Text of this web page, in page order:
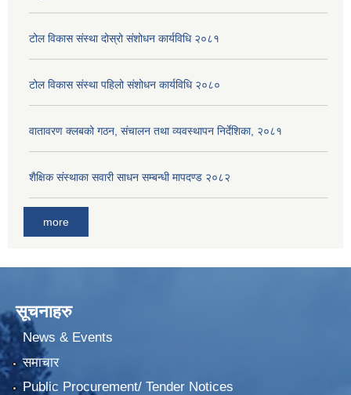
टोल विकास संस्था दोस्रो संशोधन कार्यविधि २०८१
टोल विकास संस्था पहिलो संशोधन कार्यविधि २०८०
वातावरण क्लबको गठन, संचालन तथा व्यवस्थापन निर्देशिका, २०८१
शैक्षिक संस्थाका सवारी साधन सम्बन्धी मापदण्ड २०८२
more
सूचनाहरु
News & Events
समाचार
Public Procurement/ Tender Notices